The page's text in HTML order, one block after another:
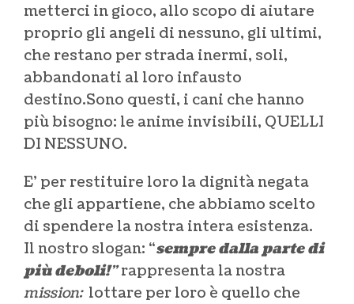
metterci in gioco, allo scopo di aiutare
proprio gli angeli di nessuno, gli ultimi,
che restano per strada inermi, soli,
abbandonati al loro infausto
destino.Sono questi, i cani che hanno
più bisogno: le anime invisibili, QUELLI
DI NESSUNO.
E’ per restituire loro la dignità negata
che gli appartiene, che abbiamo scelto
di spendere la nostra intera esistenza.
Il nostro slogan: “sempre dalla parte di
più deboli!”rappresenta la nostra
mission: lottare per loro è quello che